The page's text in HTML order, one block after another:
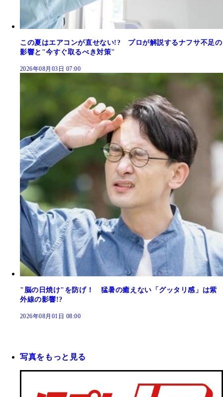
この夏はエアコンが直せない!? プロが解説するナフサ不足の
影響と"今すぐ取るべき対策"
2026年08月03日 07:00
"脳の日焼け"を防げ！ 猛暑の癒えない「グッタリ感」は紫
外線の影響!?
2026年08月01日 08:00
写真をもっと見る